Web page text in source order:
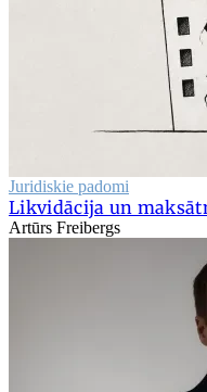
Juridiskie padomi
Likvidācija un
Artūrs Freibergs